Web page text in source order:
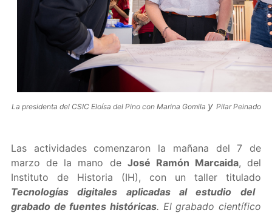
La presidenta del CSIC Eloísa del Pino con Marina Gomila y Pilar Peinado
Las actividades comenzaron la mañana del 7 de
marzo de la mano de José Ramón Marcaida, del
Instituto de Historia (IH), con un taller titulado
Tecnologías digitales aplicadas al estudio del
grabado de fuentes históricas. El grabado científico